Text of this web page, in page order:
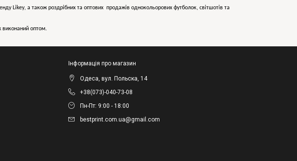
Likey, а також роздрібних та оптових продажів однокольорових футболок, світшотів та
виконаний оптом.
Інформація про магазин
Одеса, вул. Польска, 14
+38(073)-040-73-08
Пн-Пт: 9:00 - 18:00
bestprint.com.ua@gmail.com